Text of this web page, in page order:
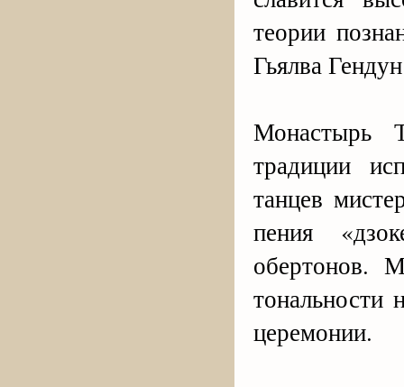
теории
Гьялва
Монастырь
традиции
танцев
пения
обертонов.
тональности
церемонии.